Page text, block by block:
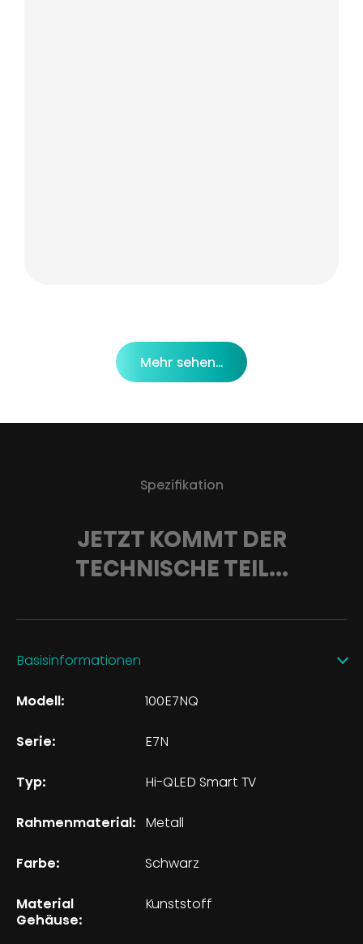
Mehr sehen...
Spezifikation
JETZT KOMMT DER
TECHNISCHE TEIL...
Basisinformationen
Modell: 100E7NQ
Serie: E7N
Typ: Hi-QLED Smart TV
Rahmenmaterial: Metall
Farbe: Schwarz
Material
Gehäuse:
Kunststoff